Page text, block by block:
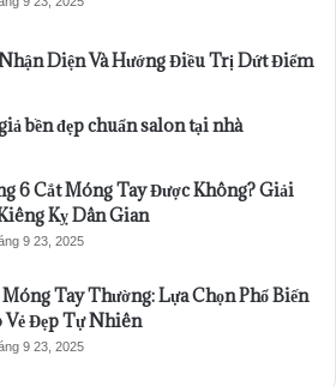
Diện Và Hướng Điều Trị Dứt Điểm
bền đẹp chuẩn salon tại nhà
6 Cắt Móng Tay Được Không? Giải
Kỵ Dân Gian
9 23, 2025
Móng Tay Thường: Lựa Chọn Phổ Biến
Vẻ Đẹp Tự Nhiên
9 23, 2025